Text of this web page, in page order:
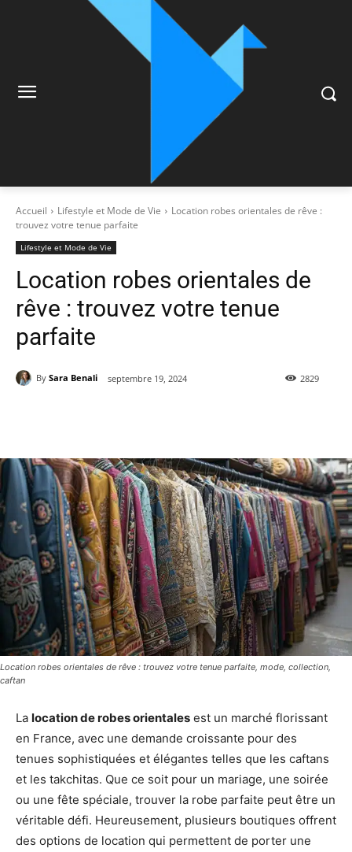
Accueil Lifestyle et Mode de Vie
Location robes orientales de rêve :
trouvez votre tenue parfaite
Lifestyle et Mode de Vie
Location robes orientales de
rêve : trouvez votre tenue
parfaite
By Sara Benali septembre 19, 2024 2829
Location robes orientales de rêve : trouvez votre tenue parfaite, mode, collection,
caftan
La location de robes orientales est un marché florissant
en France, avec une demande croissante pour des
tenues sophistiquées et élégantes telles que les caftans
et les takchitas. Que ce soit pour un mariage, une soirée
ou une fête spéciale, trouver la robe parfaite peut être un
véritable défi. Heureusement, plusieurs boutiques offrent
des options de location qui permettent de porter une